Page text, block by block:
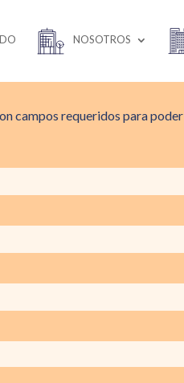
NOSOTROS
campos requeridos para poder